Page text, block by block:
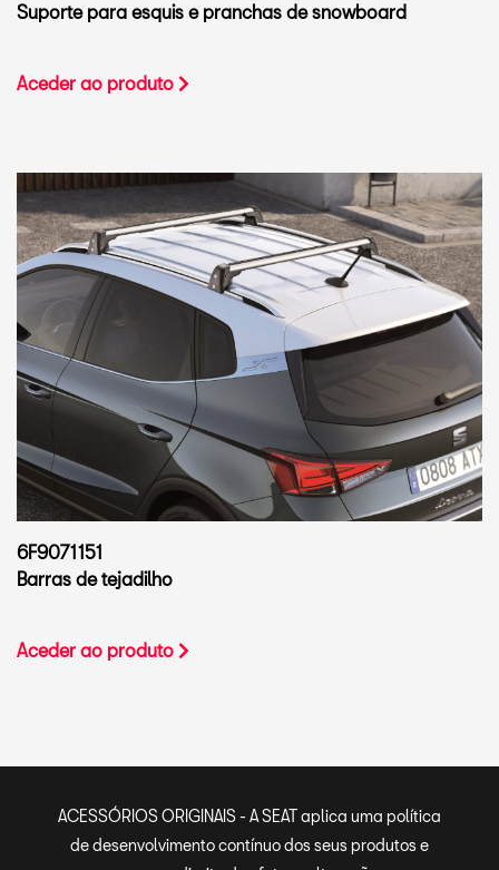
Suporte para esquis e pranchas de snowboard
Aceder ao produto
6F9071151
Barras de tejadilho
Aceder ao produto
ACESSÓRIOS ORIGINAIS - A SEAT aplica uma política
de desenvolvimento contínuo dos seus produtos e